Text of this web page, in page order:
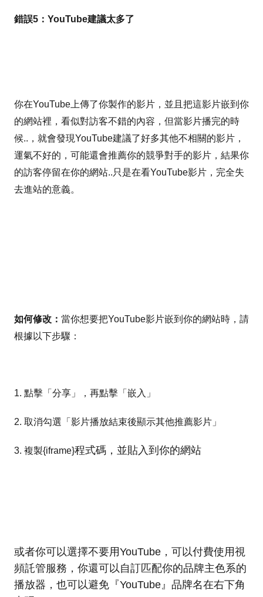
錯誤5：YouTube建議太多了
你在YouTube上傳了你製作的影片，並且把這影片嵌到你
的網站裡，看似對訪客不錯的內容，但當影片播完的時
候..，就會發現YouTube建議了好多其他不相關的影片，
運氣不好的，可能還會推薦你的競爭對手的影片，結果你
的訪客停留在你的網站..只是在看YouTube影片，完全失
去進站的意義。
如何修改： 當你想要把YouTube影片嵌到你的網站時，請
根據以下步驟：
1. 點擊「分享」，再點擊「嵌入」
2. 取消勾選「影片播放結束後顯示其他推薦影片」
3. 複製{iframe}程式碼，並貼入到你的網站
或者你可以選擇不要用YouTube，可以付費使用視
頻託管服務，你還可以自訂匹配你的品牌主色系的
播放器，也可以避免『YouTube』品牌名在右下角